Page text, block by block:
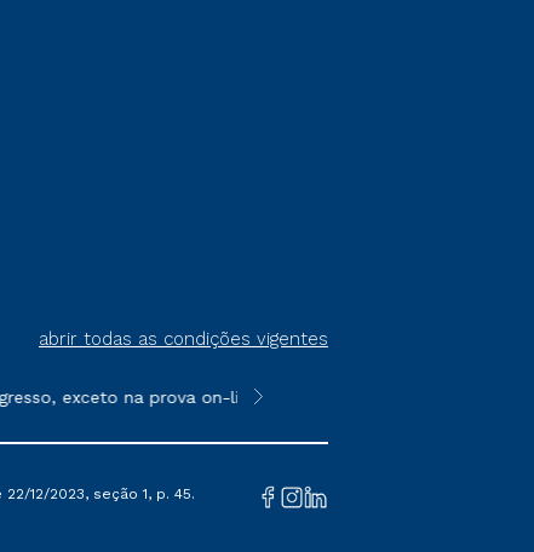
abrir todas as condições vigentes
exceto na prova on-line ou agendada, que ofertam
**Semipresencial é um formato do
12/2023, seção 1, p. 45.